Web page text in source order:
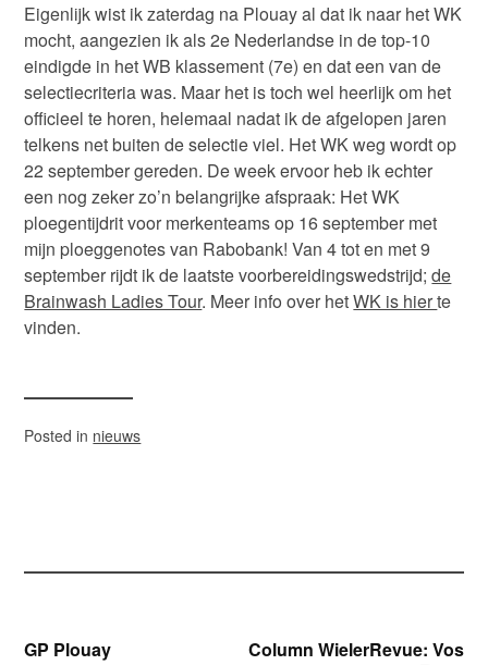
Eigenlijk wist ik zaterdag na Plouay al dat ik naar het WK
mocht, aangezien ik als 2e Nederlandse in de top-10
eindigde in het WB klassement (7e) en dat een van de
selectiecriteria was. Maar het is toch wel heerlijk om het
officieel te horen, helemaal nadat ik de afgelopen jaren
telkens net buiten de selectie viel. Het WK weg wordt op
22 september gereden. De week ervoor heb ik echter
een nog zeker zo’n belangrijke afspraak: Het WK
ploegentijdrit voor merkenteams op 16 september met
mijn ploeggenotes van Rabobank! Van 4 tot en met 9
september rijdt ik de laatste voorbereidingswedstrijd;de
Brainwash Ladies Tour. Meer info over hetWK is hierte
vinden.
Posted in nieuws
Bericht
GP Plouay
Column WielerRevue: Vos